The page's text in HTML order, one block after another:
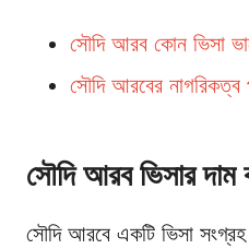
সৌদি আরব কোন ভিসা
সৌদি আরবের নাগরিকত্ব
সৌদি আরব ভিসার
সৌদি আরবে একটি ভিসা